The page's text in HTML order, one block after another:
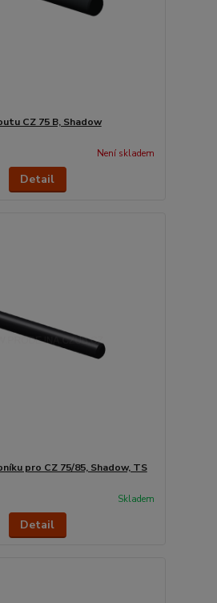
CZ 75 B, Shadow
Není skladem
Detail
pro CZ 75/85, Shadow, TS
Skladem
Detail